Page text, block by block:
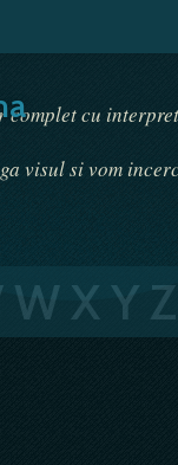
complet cu
visul si vom
W XY Z